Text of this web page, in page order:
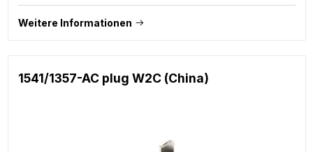
Weitere Informationen
1541/1357-AC plug W2C (China)